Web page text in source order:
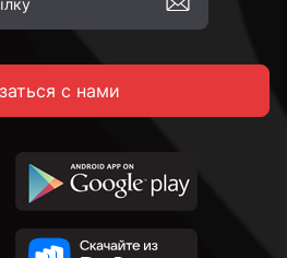
и
и внутренним
с нами